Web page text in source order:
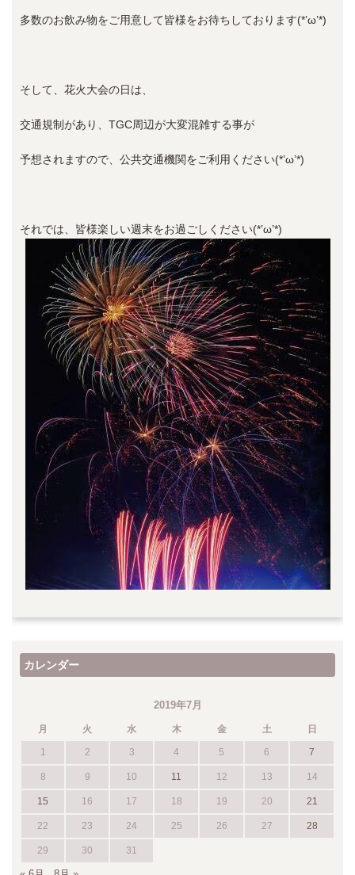
多数のお飲み物をご用意して皆様をお待ちしております(*’ω’*)
そして、花火大会の日は、
交通規制があり、TGC周辺が大変混雑する事が
予想されますので、公共交通機関をご利用ください(*’ω’*)
それでは、皆様楽しい週末をお過ごしください(*’ω’*)
カレンダー
2019年7月
月 火 水 木 金 土 日
1 2 3 4 5 6 7
8 9 10 11 12 13 14
15 16 17 18 19 20 21
22 23 24 25 26 27 28
29 30 31